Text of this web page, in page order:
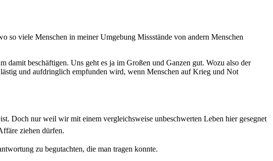
so viele Menschen in meiner Umgebung Missstände von andern Menschen
beschäftigen. Uns geht es ja im Großen und Ganzen gut. Wozu also der
und aufdringlich empfunden wird, wenn Menschen auf Krieg und Not
Doch nur weil wir mit einem vergleichsweise unbeschwerten Leben hier gesegnet
ziehen dürfen.
zu begutachten, die man tragen konnte.